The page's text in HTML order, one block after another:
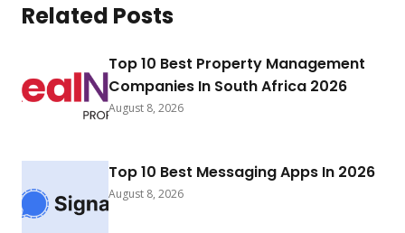
Related Posts
Top 10 Best Property Management
Companies In South Africa 2026
August 8, 2026
Top 10 Best Messaging Apps In 2026
August 8, 2026